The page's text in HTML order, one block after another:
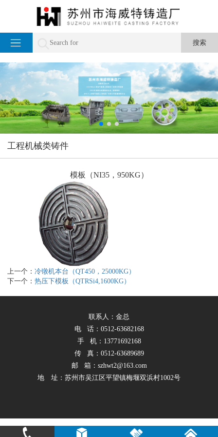
工程机械类铸件
模板（NI35，950KG）
上一个： 冷镦机本台（QT450，25000KG）
下一个： 热压下模板（QTRSi4,1600KG）
联系人：金总
电 话：0512-63682168
手 机：13771692168
传 真：0512-63689689
邮 箱：szhwt2@163.com
地 址：苏州市吴江区平望镇梅堰双浜村1002号